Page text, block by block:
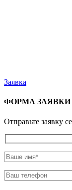
Заявка
ФОРМА ЗАЯВКИ
Отправьте заявку